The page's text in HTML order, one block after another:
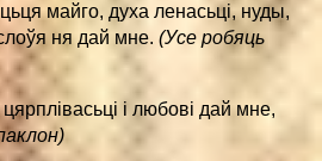
майго, духа ленасьці, нуды,
ня дай мне. (Усе робяць
і любові дай мне,